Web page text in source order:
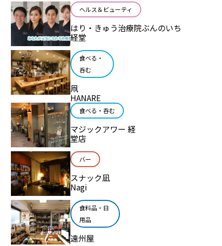
ヘルス＆ビューティ
はり・きゅう治療院ぶんのいち
経堂
食べる・
呑む
凧
HANARE
食べる・呑む
マジックアワー 経
堂店
バー
スナック凪
Nagi
食料品・日
用品
遠州屋